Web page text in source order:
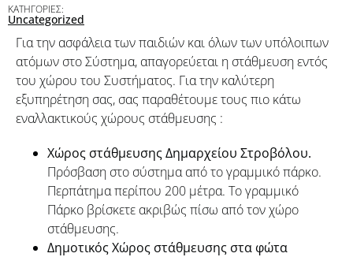
ΚΑΤΗΓΟΡΙΕΣ:
Uncategorized
Για την ασφάλεια των παιδιών και όλων των υπόλοιπων
ατόμων στο Σύστημα, απαγορεύεται η στάθμευση εντός
του χώρου του Συστήματος. Για την καλύτερη
εξυπηρέτηση σας, σας παραθέτουμε τους πιο κάτω
εναλλακτικούς χώρους στάθμευσης :
Χώρος στάθμευσης Δημαρχείου Στροβόλου.
Πρόσβαση στο σύστημα από το γραμμικό πάρκο.
Περπάτημα περίπου 200 μέτρα. Το γραμμικό
Πάρκο βρίσκετε ακριβώς πίσω από τον χώρο
στάθμευσης.
Δημοτικός Χώρος στάθμευσης στα φώτα